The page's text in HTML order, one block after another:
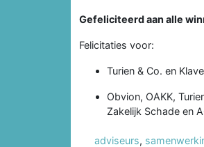
Gefeliciteerd aan alle
Felicitaties voor:
Turien & Co. en
Obvion, OAKK,
Zakelijk Schade en
adviseurs,